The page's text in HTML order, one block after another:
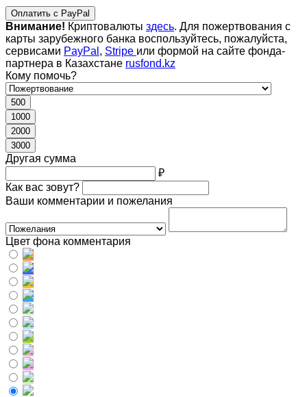
Оплатить с PayPal
Внимание! Криптовалюты здесь. Для пожертвования с
карты зарубежного банка воспользуйтесь, пожалуйста,
сервисами PayPal , Stripe или формой на сайте фонда-
партнера в Казахстане rusfond.kz
Кому помочь?
500
1000
2000
3000
Другая сумма
₽
Как вас зовут?
Ваши комментарии и пожелания
Цвет фона комментария